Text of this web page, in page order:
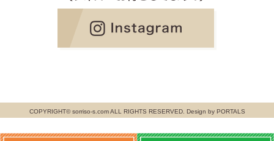
COPYRIGHT© sorriso-s.com ALL RIGHTS RESERVED. Design by PORTALS